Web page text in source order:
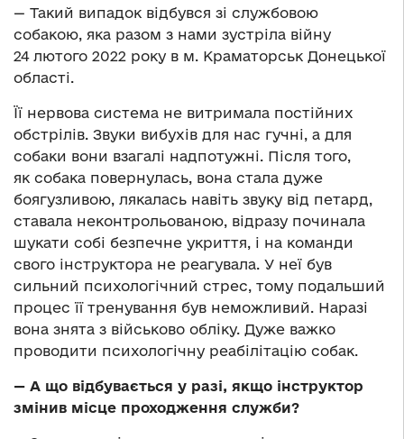
— Такий випадок відбувся зі службовою
собакою, яка разом з нами зустріла війну
24 лютого 2022 року в м. Краматорськ Донецької
області.
Її нервова система не витримала постійних
обстрілів. Звуки вибухів для нас гучні, а для
собаки вони взагалі надпотужні. Після того,
як собака повернулась, вона стала дуже
боягузливою, лякалась навіть звуку від петард,
ставала неконтрольованою, відразу починала
шукати собі безпечне укриття, і на команди
свого інструктора не реагувала. У неї був
сильний психологічний стрес, тому подальший
процес її тренування був неможливий. Наразі
вона знята з військово обліку. Дуже важко
проводити психологічну реабілітацію собак.
— А що відбувається у разі, якщо інструктор
змінив місце проходження служби?